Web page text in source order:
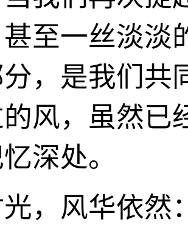
至一丝淡淡
，是我们共
风，虽然已
深处。
，风华依然